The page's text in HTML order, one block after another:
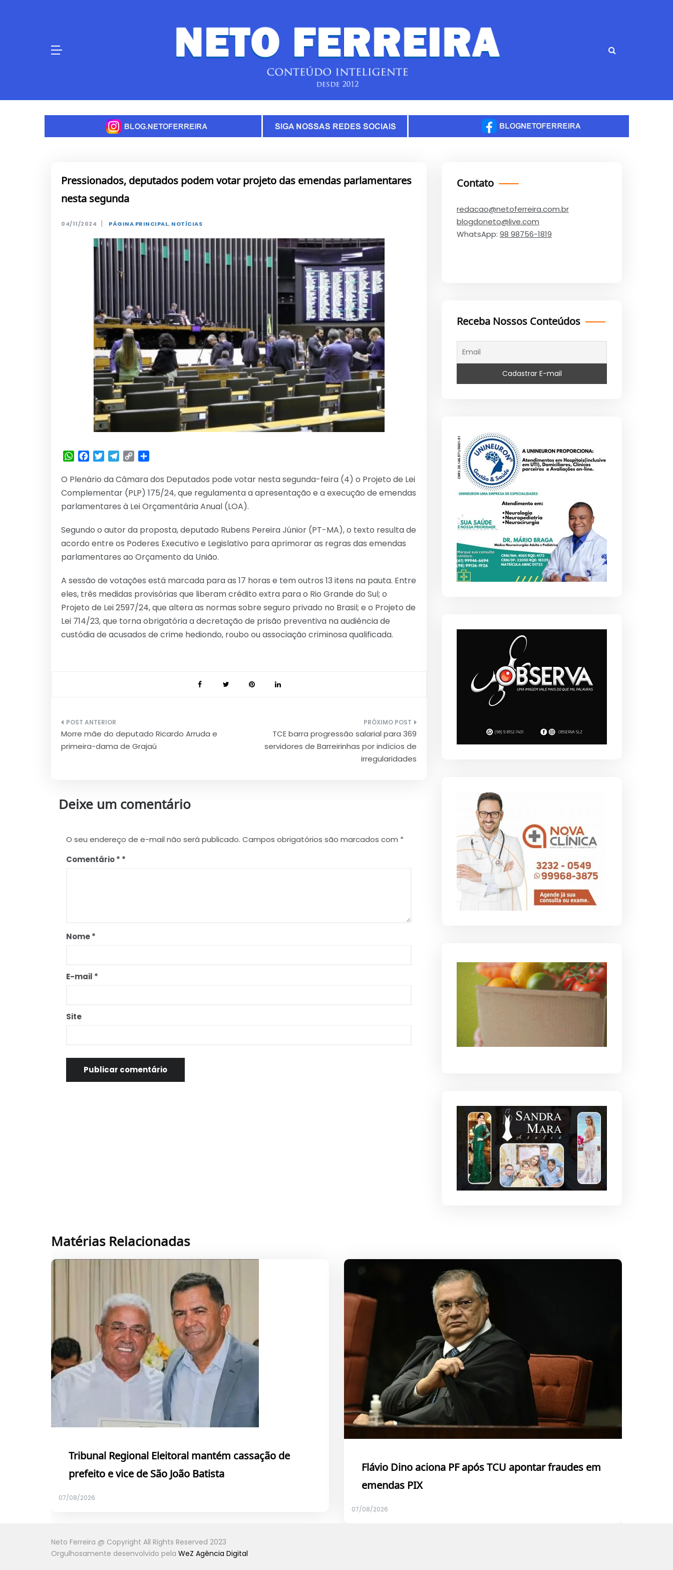
Pressionados, deputados podem votar projeto das emendas parlamentares
nesta segunda
04/11/2024 | PÁGINA PRINCIPAL, NOTÍCIAS
WhatsApp
Facebook
TwitterTelegram
Copy
O Plenário da Câmara dos Deputados pode votar nesta segunda-feira (4) o Projeto de Lei
Complementar (PLP) 175/24, que regulamenta a apresentação e a execução de emendas
parlamentares à Lei Orçamentária Anual (LOA).
Segundo o autor da proposta, deputado Rubens Pereira Júnior (PT-MA), o texto resulta de
acordo entre os Poderes Executivo e Legislativo para aprimorar as regras das emendas
parlamentares ao Orçamento da União.
A sessão de votações está marcada para as 17 horas e tem outros 13 itens na pauta. Entre
eles, três medidas provisórias que liberam crédito extra para o Rio Grande do Sul; o
Projeto de Lei 2597/24, que altera as normas sobre seguro privado no Brasil; e o Projeto de
Lei 714/23, que torna obrigatória a decretação de prisão preventiva na audiência de
custódia de acusados de crime hediondo, roubo ou associação criminosa qualificada.
Navegação
de
Morre mãe do deputado Ricardo Arruda e
primeira-dama de Grajaú
TCE barra progressão salarial para 369
servidores de Barreirinhas por indícios de
irregularidades
Deixe um comentário
O seu endereço de e-mail não será publicado. Campos obrigatórios são marcados com *
Comentário*
Nome*
E-mail *
Site
Contato
redacao@netoferreira.com.br
blogdoneto@live.com
WhatsApp: 98 98756-1819
Receba Nossos Conteúdos
Matérias Relacionadas
Tribunal Regional Eleitoral mantém cassação de
prefeito e vice de São João Batista
07/08/2026
Flávio Dino aciona PF após TCU apontar fraudes em
emendas PIX
07/08/2026
Neto Ferreira @ Copyright All Rights Reserved 2023
Orgulhosamente desenvolvido pela WeZ Agência Digital